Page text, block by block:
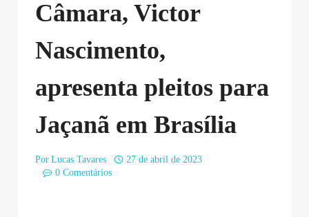
Câmara, Victor
Nascimento,
apresenta pleitos para
Jaçanã em Brasília
Por Lucas Tavares
27 de abril de 2023
0 Comentários